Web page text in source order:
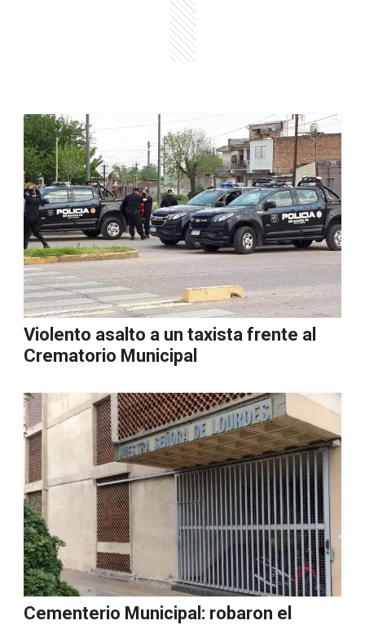
Violento asalto a un taxista frente al
Crematorio Municipal
Cementerio Municipal: robaron el